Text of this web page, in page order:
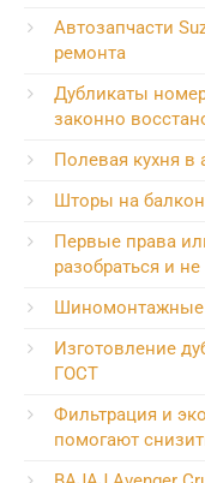
Автозапчасти
ремонта
Дубликаты
законно
Полевая кухня в
Шторы на
Первые права
разобраться и
Шиномонтажные
Изготовление
ГОСТ
Фильтрация и
помогают